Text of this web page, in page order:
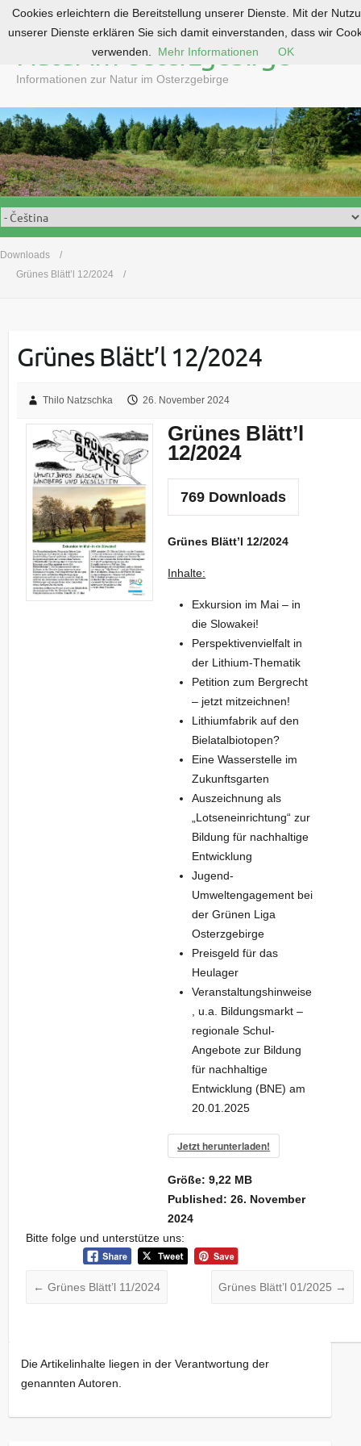
o
c
o
n
t
e
n
Natur im Osterzgebirge
Informationen zur Natur im Osterzgebirge
Downloads
Grünes Blätt’l 12/2024
Grünes Blätt’l 12/2024
Thilo Natzschka 26. November 2024
Grünes Blätt’l
12/2024
769 Downloads
Grünes Blätt’l 12/2024
Inhalte:
Exkursion im Mai – in
die Slowakei!
Perspektivenvielfalt in
der Lithium-Thematik
Petition zum Bergrecht
– jetzt mitzeichnen!
Lithiumfabrik auf den
Bielatalbiotopen?
Eine Wasserstelle im
Zukunftsgarten
Auszeichnung als
„Lotseneinrichtung“ zur
Bildung für nachhaltige
Entwicklung
Jugend-
Umweltengagement bei
der Grünen Liga
Osterzgebirge
Preisgeld für das
Heulager
Veranstaltungshinweise
, u.a. Bildungsmarkt –
regionale Schul-
Angebote zur Bildung
für nachhaltige
Entwicklung (BNE) am
20.01.2025
Jetzt herunterladen!
Größe:9,22 MB
Published:26. November
2024
Bitte folge und unterstütze uns:
← Grünes Blätt’l 11/2024 Grünes Blätt’l 01/2025 →
Die Artikelinhalte liegen in der Verantwortung der
genannten Autoren.
Cookies erleichtern die Bereitstellung unserer Dienste. Mit der
unserer Dienste erklären Sie sich damit einverstanden, dass wir
verwenden.
Mehr Informationen OK